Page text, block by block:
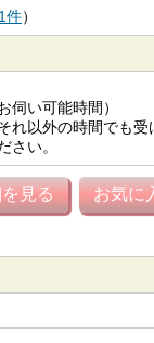
1件）
伺い可能時間）
れ以外の時間でも受
さい。
見る お気に